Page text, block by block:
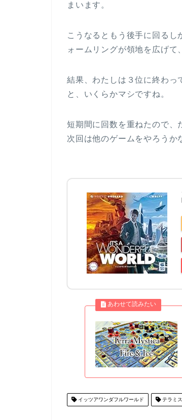
まいます。
こうなるともう後手に回るし
ォームリングが領地を広げて
結果、わたしは３位に終わっ
と、いくらかマシですね。
短期間に回数を重ねたので、
次回は他のゲームをやろうか
イッツアワンダフルワールド テラミ